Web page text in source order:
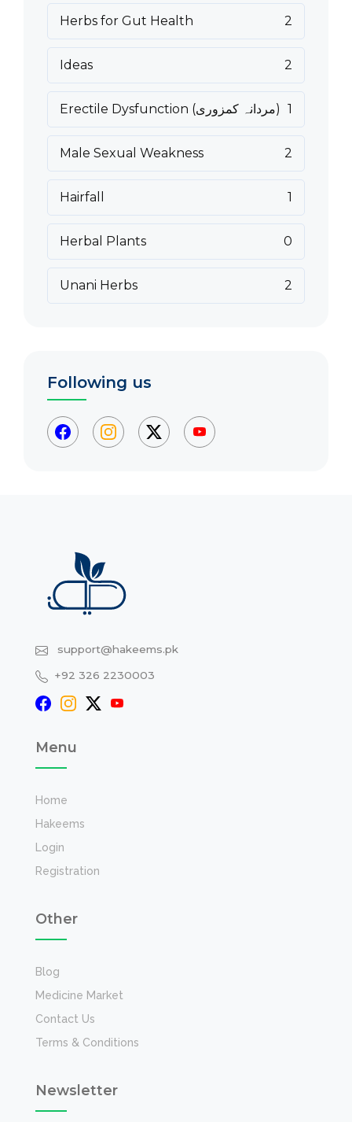
Herbs for Gut Health 2
Ideas 2
Erectile Dysfunction (مردانہ کمزوری) 1
Male Sexual Weakness 2
Hairfall 1
Herbal Plants 0
Unani Herbs 2
Following us
support@hakeems.pk
+92 326 2230003
Menu
Home
Hakeems
Login
Registration
Other
Blog
Medicine Market
Contact Us
Terms & Conditions
Newsletter